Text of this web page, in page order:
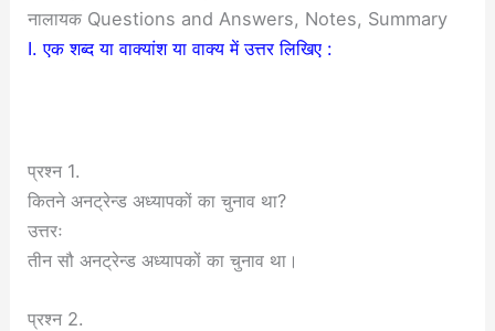
नालायक Questions and Answers, Notes, Summary
I. एक शब्द या वाक्यांश या वाक्य में उत्तर लिखिए :
प्रश्न 1.
कितने अनट्रेन्ड अध्यापकों का चुनाव था?
उत्तरः
तीन सौ अनट्रेन्ड अध्यापकों का चुनाव था।
प्रश्न 2.